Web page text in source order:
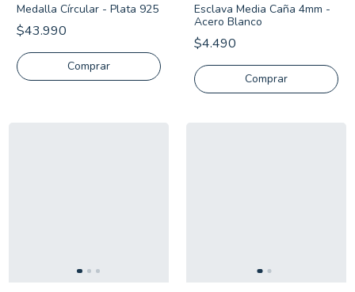
Medalla Círcular - Plata 925
$43.990
Comprar
Esclava Media Caña 4mm -
Acero Blanco
$4.490
Comprar